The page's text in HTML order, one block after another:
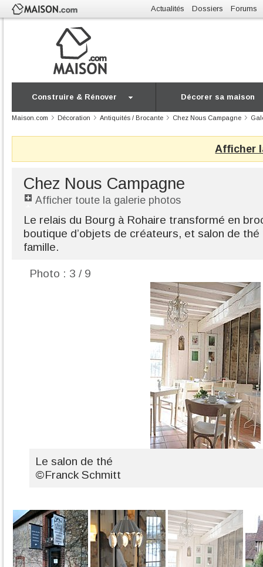
Actualités Dossiers Forums
Construire & Rénover Décorer sa maison
Maison.com Décoration Antiquités / Brocante Chez Nous Campagne
Afficher
Chez Nous Campagne
Afficher toute la galerie photos
Le relais du Bourg à Rohaire transformé en
boutique d’objets de créateurs, et salon de
famille.
Photo : 3 / 9
Le salon de thé
©Franck Schmitt